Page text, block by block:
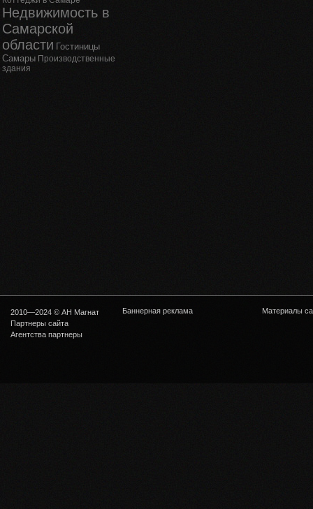
Недвижимость в
Самарской
области Гостиницы
Самары Производственные
здания
2010—2024 © АН Магнат
Партнеры сайта
Агентства партнеры
Баннерная реклама Материалы